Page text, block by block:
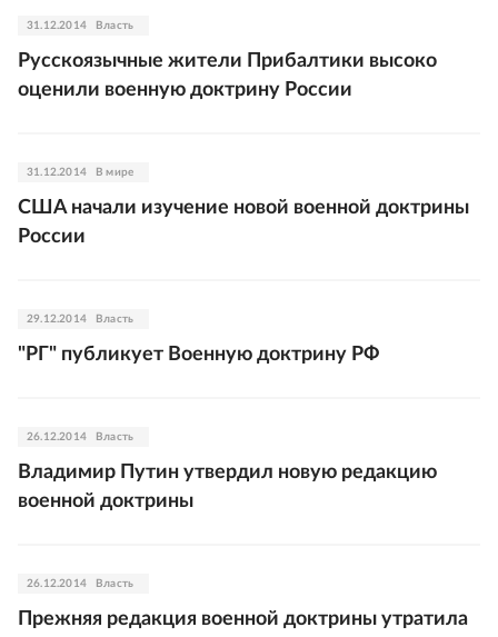
31.12.2014 Власть
Русскоязычные жители Прибалтики высоко
оценили военную доктрину России
31.12.2014 В мире
США начали изучение новой военной доктрины
России
29.12.2014 Власть
"РГ" публикует Военную доктрину РФ
26.12.2014 Власть
Владимир Путин утвердил новую редакцию
военной доктрины
26.12.2014 Власть
Прежняя редакция военной доктрины утратила